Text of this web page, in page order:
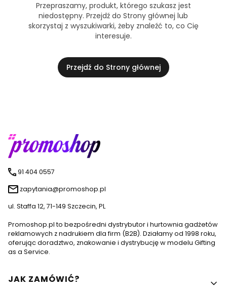
Przepraszamy, produkt, którego szukasz jest
niedostępny. Przejdź do Strony głównej lub
skorzystaj z wyszukiwarki, żeby znaleźć to, co Cię
interesuje.
Przejdź do Strony głównej
91 404 0557
zapytania@promoshop.pl
ul. Staffa 12, 71-149 Szczecin, PL
Promoshop.pl to bezpośredni dystrybutor i hurtownia gadżetów
reklamowych z nadrukiem dla firm (B2B). Działamy od 1998 roku,
oferując doradztwo, znakowanie i dystrybucję w modelu Gifting
as a Service.
Linki w stopce
JAK ZAMÓWIĆ?